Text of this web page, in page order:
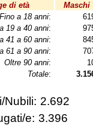
di età
Maschi
Fino a 18 anni:
19 a 40 anni:
41 a 60 anni:
61 a 90 anni:
Oltre 90 anni:
Totale:
Nubili: 2.692
e: 3.396